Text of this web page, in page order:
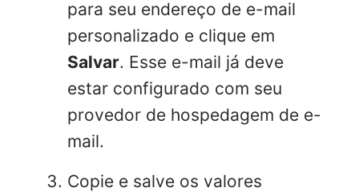
para seu endereço de e-mail
personalizado e clique em
Salvar. Esse e-mail já deve
estar configurado com seu
provedor de hospedagem de e-
mail.
Copie e salve os valores